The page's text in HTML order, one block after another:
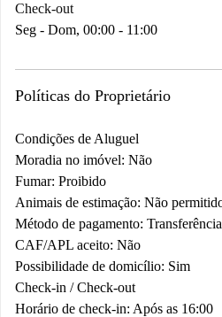
Check-out
Seg - Dom, 00:00 - 11:00
Políticas do Proprietário
Condições de Aluguel
Moradia no imóvel: Não
Fumar: Proibido
Animais de estimação: Não
Método de pagamento:
CAF/APL aceito: Não
Possibilidade de domicílio: Sim
Check-in / Check-out
Horário de check-in: Após as 16:00